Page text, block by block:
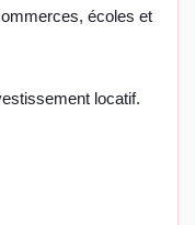
écoles et
locatif.